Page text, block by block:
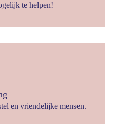
te helpen!
en vriendelijke mensen.